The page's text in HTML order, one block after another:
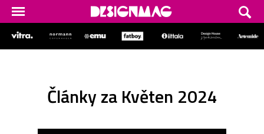
Články za Květen 2024